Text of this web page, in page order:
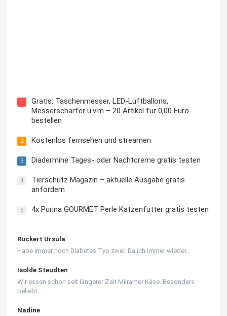
1
Gratis: Taschenmesser, LED-Luftballons,
Messerschärfer u.v.m – 20 Artikel für 0,00 Euro
bestellen
2 Kostenlos fernsehen und streamen
3 Diadermine Tages- oder Nachtcreme gratis testen
4
Tierschutz Magazin – aktuelle Ausgabe gratis
anfordern
5 4x Purina GOURMET Perle Katzenfutter gratis testen
Ruckert Ursula
Habe immer noch Diabetes Typ zwei. Da ich immer wieder…
Isolde Steudten
Wir essen schon seit längerer Zeit Milramer Käse. Besonders
beliebt…
Nadine